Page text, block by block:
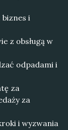
biznes i
z obsługą w
odpadami i
za
za
i wyzwania